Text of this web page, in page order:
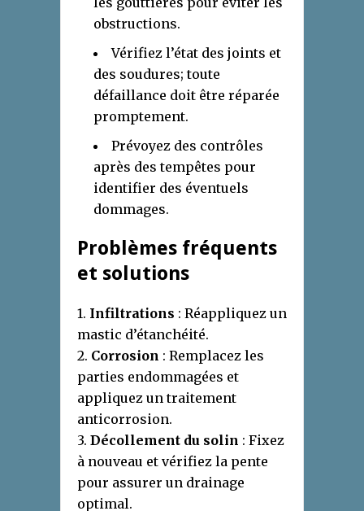
obstructions.
Vérifiez l’état des joints et
des soudures; toute
défaillance doit être réparée
promptement.
Prévoyez des contrôles
après des tempêtes pour
identifier des éventuels
dommages.
Problèmes fréquents
et solutions
1. Infiltrations : Réappliquez un
mastic d’étanchéité.
2. Corrosion : Remplacez les
parties endommagées et
appliquez un traitement
anticorrosion.
3. Décollement du solin : Fixez
à nouveau et vérifiez la pente
pour assurer un drainage
optimal.